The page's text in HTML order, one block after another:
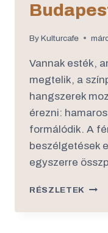
By Kulturcafe
Vannak esték,
megtelik, a
hangszerek
érezni:
formálódik. A
beszélgetések
egyszerre
RÉSZLETEK